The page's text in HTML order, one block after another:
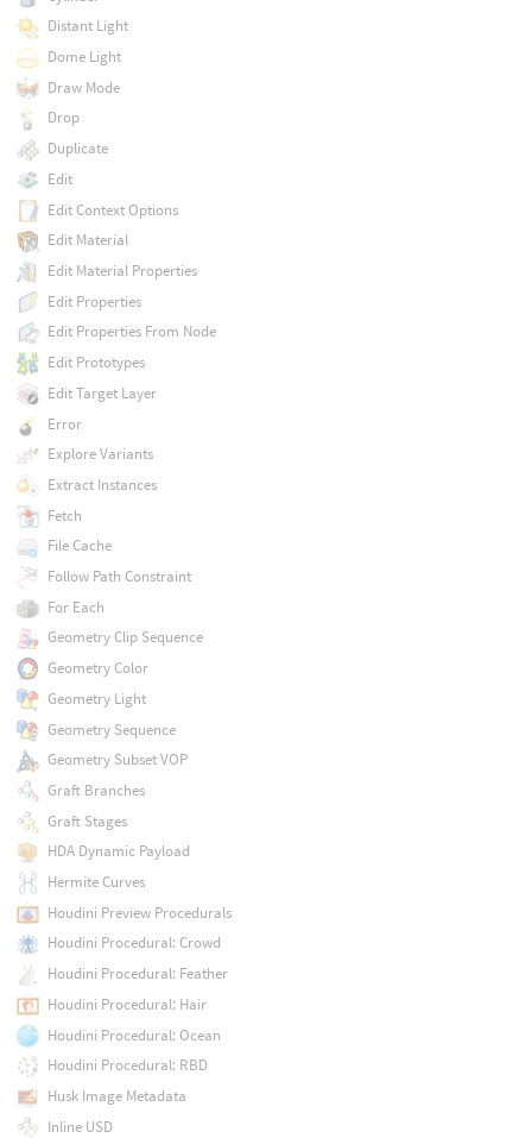
Distant Light
Dome Light
Draw Mode
Drop
Duplicate
Edit
Edit Context Options
Edit Material
Edit Material Properties
Edit Properties
Edit Properties From Node
Edit Prototypes
Edit Target Layer
Error
Explore Variants
Extract Instances
Fetch
File Cache
Follow Path Constraint
For Each
Geometry Clip Sequence
Geometry Color
Geometry Light
Geometry Sequence
Geometry Subset VOP
Graft Branches
Graft Stages
HDA Dynamic Payload
Hermite Curves
Houdini Preview Procedurals
Houdini Procedural: Crowd
Houdini Procedural: Feather
Houdini Procedural: Hair
Houdini Procedural: Ocean
Houdini Procedural: RBD
Husk Image Metadata
Inline USD